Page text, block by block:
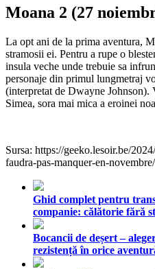
Moana 2 (27
La opt ani de la prima aventura,
stramosii ei. Pentru a rupe o
insula veche unde trebuie sa
personaje din primul lungmetraj
(interpretat de Dwayne Johnson).
Simea, sora mai mica a eroinei
Sursa: https://geeko.lesoir.be/
faudra-pas-manquer-en-novembre/
Ghid complet pentru
companie: călătorie fără
Bocancii de deșert –
rezistență în orice